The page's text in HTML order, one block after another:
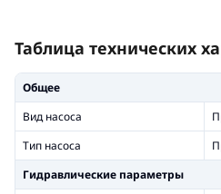
Таблица технических
Общее
Вид насоса
Тип насоса
Гидравлические параметры